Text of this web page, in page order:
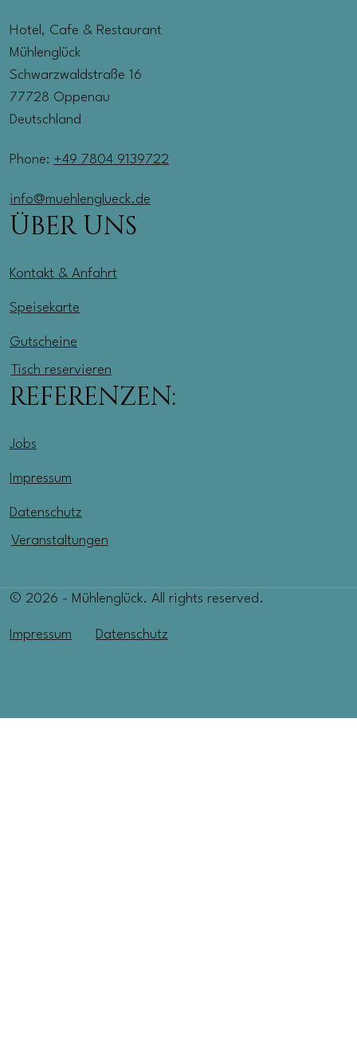
Hotel, Cafe & Restaurant
Mühlenglück
Schwarzwaldstraße 16
77728 Oppenau
Deutschland
Phone: +49 7804 9139722
info@muehlenglueck.de
ÜBER UNS
Kontakt & Anfahrt
Speisekarte
Gutscheine
Tisch reservieren
REFERENZEN:
Jobs
Impressum
Datenschutz
Veranstaltungen
© 2026 - Mühlenglück. All rights reserved.
Impressum Datenschutz